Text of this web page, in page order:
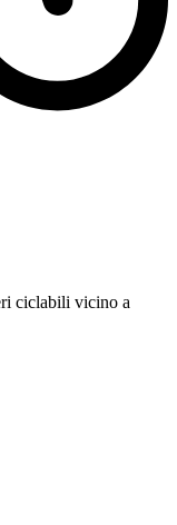
ciclabili vicino a